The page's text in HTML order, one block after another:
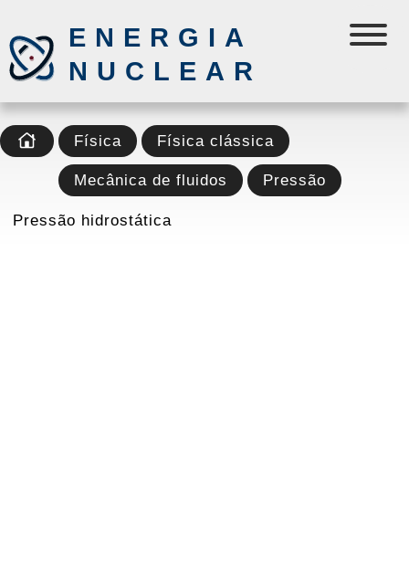
ENERGIA
NUCLEAR
Física Física clássica
Mecânica de fluidos Pressão
Pressão hidrostática